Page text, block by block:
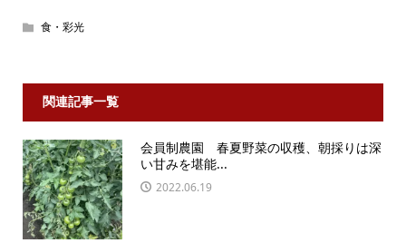
食・彩光
関連記事一覧
会員制農園 春夏野菜の収穫、朝採りは深
い甘みを堪能...
2022.06.19